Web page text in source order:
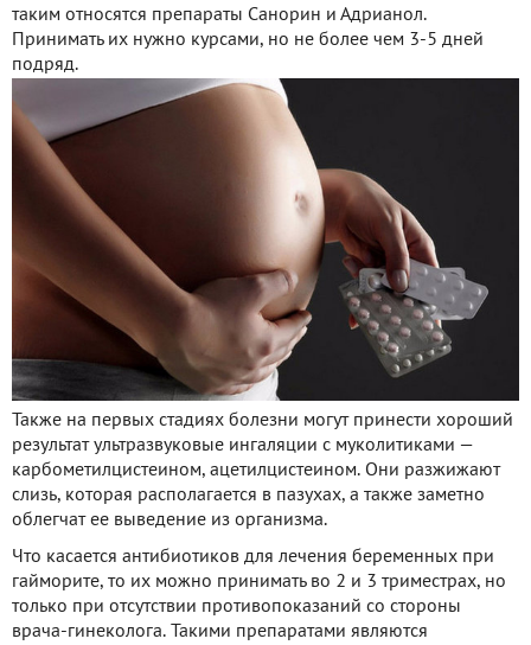
таким относятся препараты Санорин и Адрианол.
Принимать их нужно курсами, но не более чем 3-5 дней
подряд.
Также на первых стадиях болезни могут принести хороший
результат ультразвуковые ингаляции с муколитиками —
карбометилцистеином, ацетилцистеином. Они разжижают
слизь, которая располагается в пазухах, а также заметно
облегчат ее выведение из организма.
Что касается антибиотиков для лечения беременных при
гайморите, то их можно принимать во 2 и 3 триместрах, но
только при отсутствии противопоказаний со стороны
врача-гинеколога. Такими препаратами являются